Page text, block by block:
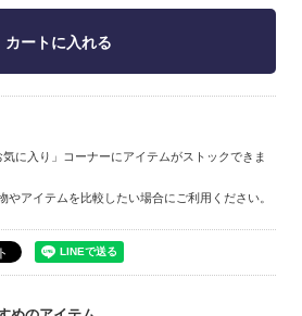
に入り」コーナーにアイテムがストックできま
やアイテムを比較したい場合にご利用ください。